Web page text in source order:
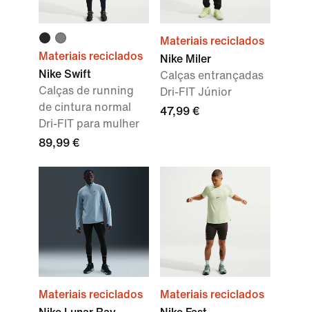
Materiais reciclados
Nike Swift
Calças de running
de cintura normal
Dri-FIT para mulher
89,99 €
Materiais reciclados
Nike Miler
Calças entrançadas
Dri-FIT Júnior
47,99 €
Materiais reciclados
Materiais reciclados